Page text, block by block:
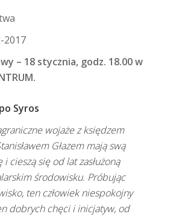
2017
– 18 stycznia, godz. 18.00 w
Syros
wojaże z księdzem
Głazem mają swą
i cieszą się od lat zasłużoną
środowisku. Próbując
ten człowiek niespokojny
dobrych chęci i inicjatyw, od